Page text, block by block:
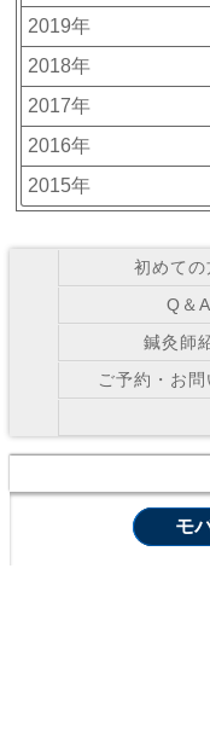
2019年
2018年
2017年
2016年
2015年
初めての
Q＆A
鍼灸師
ご予約・お
モ